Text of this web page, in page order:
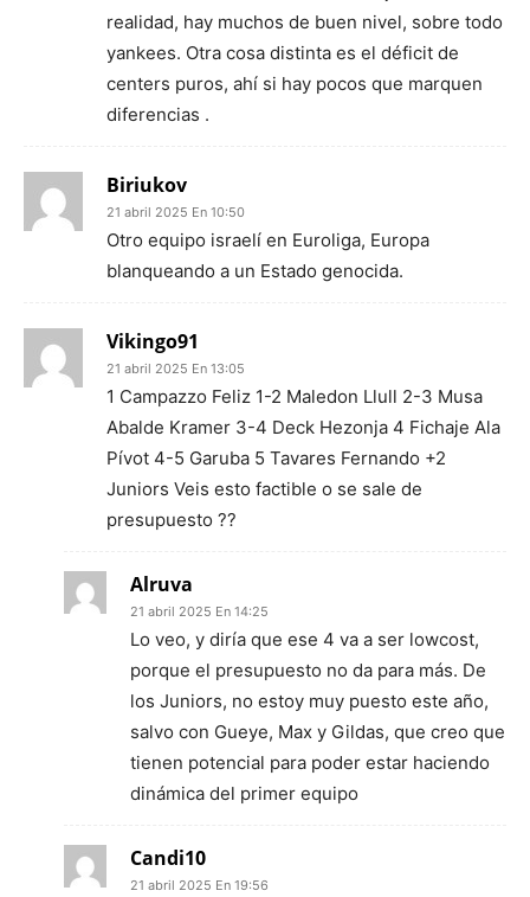
realidad, hay muchos de buen nivel, sobre todo
yankees. Otra cosa distinta es el déficit de
centers puros, ahí si hay pocos que marquen
diferencias .
Biriukov
21 abril 2025 En 10:50
Otro equipo israelí en Euroliga, Europa
blanqueando a un Estado genocida.
Vikingo91
21 abril 2025 En 13:05
1 Campazzo Feliz 1-2 Maledon Llull 2-3 Musa
Abalde Kramer 3-4 Deck Hezonja 4 Fichaje Ala
Pívot 4-5 Garuba 5 Tavares Fernando +2
Juniors Veis esto factible o se sale de
presupuesto ??
Alruva
21 abril 2025 En 14:25
Lo veo, y diría que ese 4 va a ser lowcost,
porque el presupuesto no da para más. De
los Juniors, no estoy muy puesto este año,
salvo con Gueye, Max y Gildas, que creo que
tienen potencial para poder estar haciendo
dinámica del primer equipo
Candi10
21 abril 2025 En 19:56